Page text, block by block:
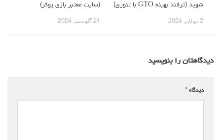
شوید (ترفند بهینه GTO با تئوری)
2 جولای, 2024
(سایت معتبر بازی پوکر)
21 آگوست, 2024
دیدگاهتان را بنویسید
دیدگاه *